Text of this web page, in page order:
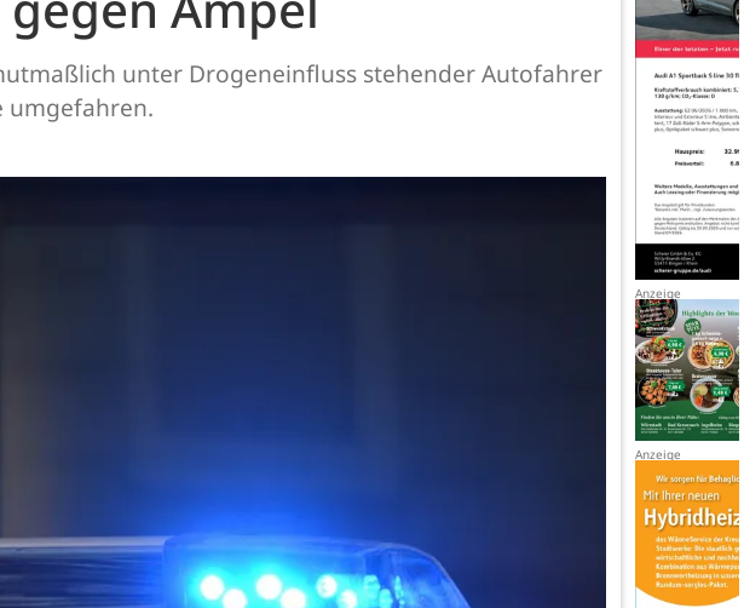
unter Drogeneinfluss stehender Autofahrer
umgefahren.